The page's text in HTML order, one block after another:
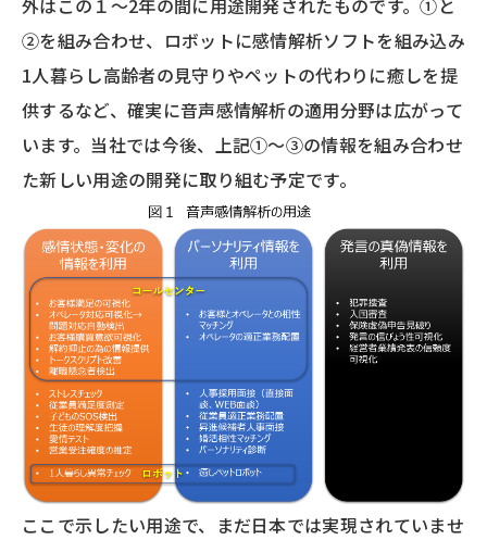
外はこの１～2年の間に用途開発されたものです。①と
②を組み合わせ、ロボットに感情解析ソフトを組み込み
1人暮らし高齢者の見守りやペットの代わりに癒しを提
供するなど、確実に音声感情解析の適用分野は広がって
います。当社では今後、上記①～③の情報を組み合わせ
た新しい用途の開発に取り組む予定です。
ここで示したい用途で、まだ日本では実現されていませ